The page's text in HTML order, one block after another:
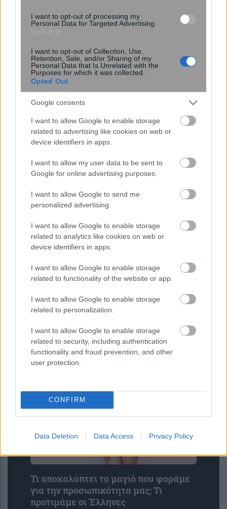
I want to opt-out of processing my
Personal Data for Targeted Advertising.
I want to opt-out of Collection, Use,
Retention, Sale, and/or Sharing of my
Personal Data that Is Unrelated with the
Purposes for which it was collected.
Opted Out
Google consents
I want to allow Google to enable storage
related to advertising like cookies on web or
device identifiers in apps.
I want to allow my user data to be sent to
Google for online advertising purposes.
I want to allow Google to send me
personalized advertising.
I want to allow Google to enable storage
related to analytics like cookies on web or
device identifiers in apps.
I want to allow Google to enable storage
related to functionality of the website or app.
I want to allow Google to enable storage
related to personalization.
I want to allow Google to enable storage
related to security, including authentication
functionality and fraud prevention, and other
user protection.
CONFIRM
Data Deletion Data Access Privacy Policy
– Έκλεισε εθνικό πάρκο – Δείτε
βίντεο
αγοράσεις, σκανάρεις και κερδίζεις!
Πολυνησίας» που μπορεί να μειώσει
τον πόνο στον αυχένα και να
βελτιώσει την αθλητική απόδο...
Τι αποκαλύπτει το μαγιό που φοράμε
για την προσωπικότητα μας; Τι
προτιμάμε οι Έλληνες